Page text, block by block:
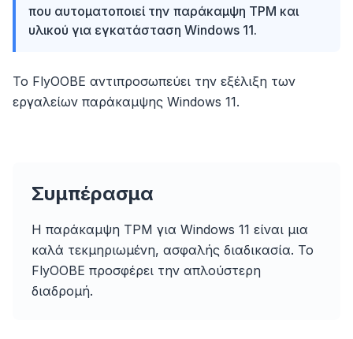
που αυτοματοποιεί την παράκαμψη TPM και
υλικού για εγκατάσταση Windows 11.
Το FlyOOBE αντιπροσωπεύει την εξέλιξη των
εργαλείων παράκαμψης Windows 11.
Συμπέρασμα
Η παράκαμψη TPM για Windows 11 είναι μια
καλά τεκμηριωμένη, ασφαλής διαδικασία. Το
FlyOOBE προσφέρει την απλούστερη
διαδρομή.
flyoobe
Up to 3× faster
Smart prefetch and cache rules cut page load